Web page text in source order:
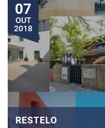
07
OUT
2018
RESTELO